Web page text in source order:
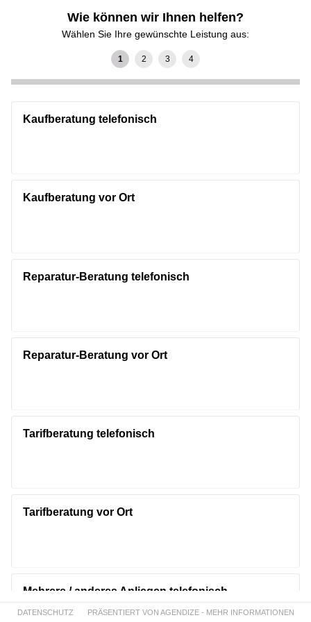
Wie können wir Ihnen helfen?
Wählen Sie Ihre gewünschte Leistung aus:
Kaufberatung telefonisch
Kaufberatung vor Ort
Reparatur-Beratung telefonisch
Reparatur-Beratung vor Ort
Tarifberatung telefonisch
Tarifberatung vor Ort
Mehrere / anderes Anliegen telefonisch
DATENSCHUTZ PRÄSENTIERT VON AGENDIZE - MEHR INFORMATIONEN